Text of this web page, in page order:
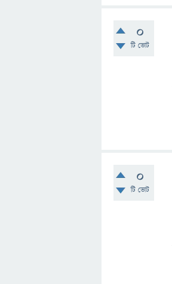
0
টি ভোট
0
টি ভোট